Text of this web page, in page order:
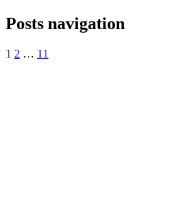
Posts navigation
1 2 … 11